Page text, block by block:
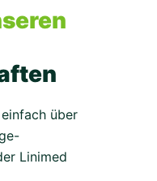
über
Linimed